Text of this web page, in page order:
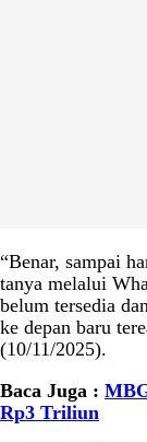
“Benar, sampai
tanya melalui
belum tersedia
ke depan baru
(10/11/2025).
Baca Juga :
Rp3 Triliun